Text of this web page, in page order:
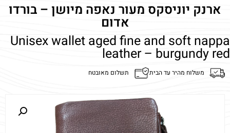
ארנק יוניסקס מעור נאפה מיושן – בורדו
אדום
Unisex wallet aged fine and soft nappa
leather – burgundy red
משלוח מהיר עד הבית תשלום מאובטח